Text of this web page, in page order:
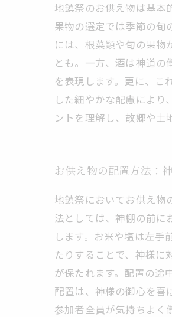
地鎮祭のお供え物は基本
果物の選定では季節の旬
には、根菜類や旬の果物
とも。一方、酒は神道
を表現します。更に、こ
した細やかな配慮によ
ントを理解し、故郷や土
お供え物の配置方法：
地鎮祭においてお供え物
法としては、神棚の前に
します。お米や塩は左
たりすることで、神様に
が保たれます。配置の途
配置は、神様の御心を喜
参加者全員が気持ちよく